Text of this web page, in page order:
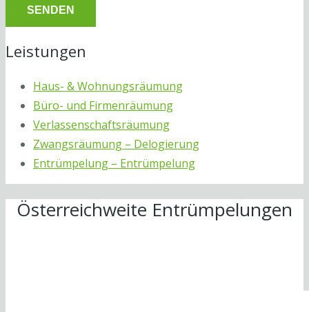
Leistungen
Haus- & Wohnungsräumung
Büro- und Firmenräumung
Verlassenschaftsräumung
Zwangsräumung – Delogierung
Entrümpelung – Entrümpelung
Österreichweite Entrümpelungen